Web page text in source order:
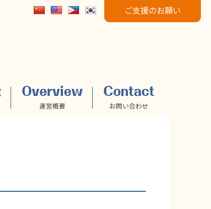
ご支援のお願い
運営概要 お問い合わせ